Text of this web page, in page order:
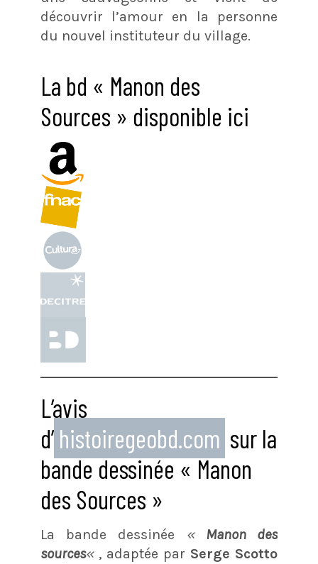
découvrir l’amour en la personne
du nouvel instituteur du village.
La bd « Manon des
Sources » disponible ici
L’avis
d’ histoiregeobd.com sur la
bande dessinée « Manon
des Sources »
La bande dessinée « Manon des
sources« , adaptée par Serge Scotto